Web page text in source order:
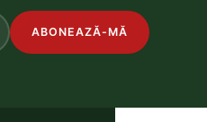
ABONEAZĂ-MĂ